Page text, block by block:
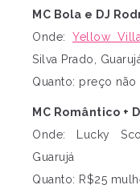
MC Bola e DJ
Onde: Yellow
Silva Prado,
Quanto: preço
MC Romântico +
Onde: Lucky
Guarujá
Quanto: R$25